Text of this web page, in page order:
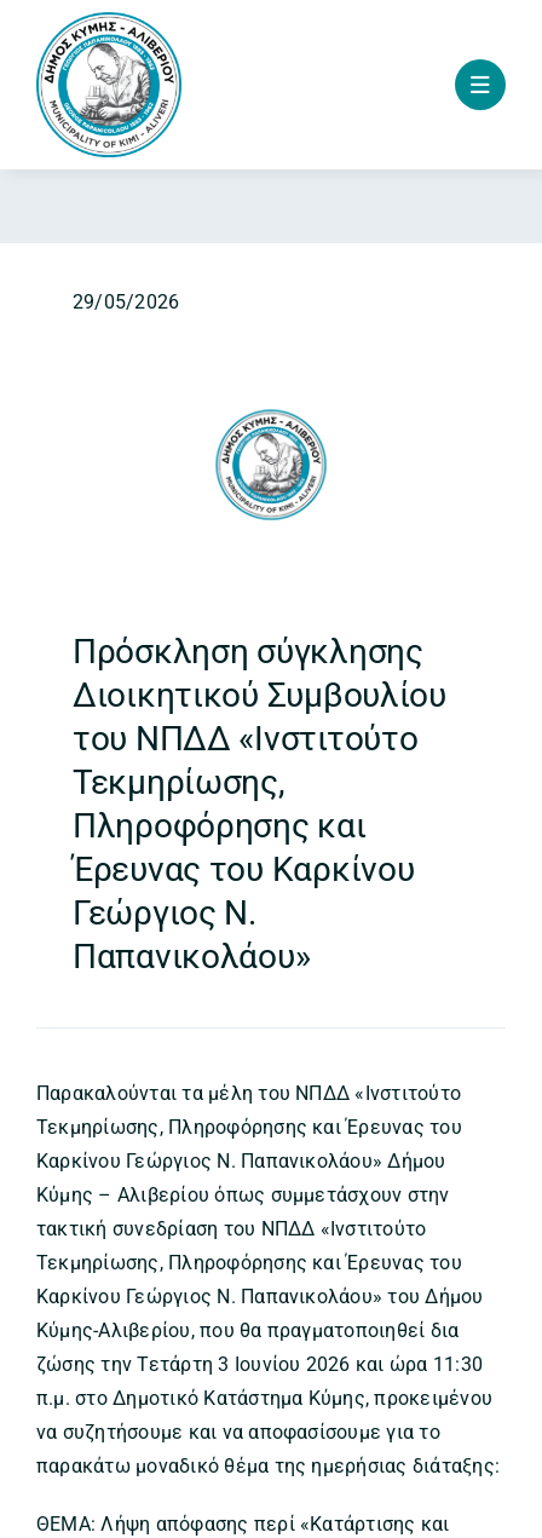
content
29/05/2026
Πρόσκληση σύγκλησης
Διοικητικού Συμβουλίου
του ΝΠΔΔ «Ινστιτούτο
Τεκμηρίωσης,
Πληροφόρησης και
Έρευνας του Καρκίνου
Γεώργιος Ν.
Παπανικολάου»
Παρακαλούνται τα μέλη του ΝΠΔΔ «Ινστιτούτο
Τεκμηρίωσης, Πληροφόρησης και Έρευνας του
Καρκίνου Γεώργιος Ν. Παπανικολάου» Δήμου
Κύμης – Αλιβερίου όπως συμμετάσχουν στην
τακτική συνεδρίαση του ΝΠΔΔ «Ινστιτούτο
Τεκμηρίωσης, Πληροφόρησης και Έρευνας του
Καρκίνου Γεώργιος Ν. Παπανικολάου» του Δήμου
Κύμης-Αλιβερίου, που θα πραγματοποιηθεί δια
ζώσης την Τετάρτη 3 Ιουνίου 2026 και ώρα 11:30
π.μ. στο Δημοτικό Κατάστημα Κύμης, προκειμένου
να συζητήσουμε και να αποφασίσουμε για το
παρακάτω μοναδικό θέμα της ημερήσιας διάταξης:
ΘΕΜΑ: Λήψη απόφασης περί «Κατάρτισης και